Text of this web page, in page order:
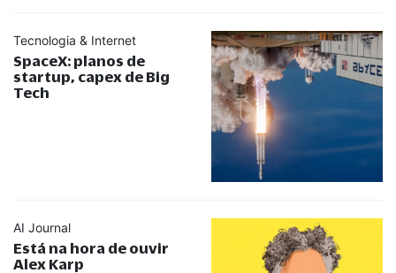
Tecnologia & Internet
SpaceX: planos de
startup, capex de Big
Tech
AI Journal
Está na hora de ouvir
Alex Karp